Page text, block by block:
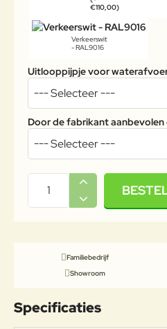
€110,00)
Verkeerswit
- RAL9016
Uitlooppijpje voor
Door de fabrikant
Familiebedrijf
Showroom
Specificaties